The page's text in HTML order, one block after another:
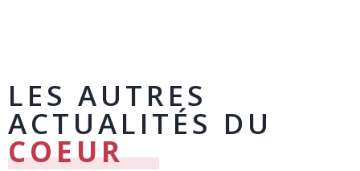
LES AUTRES
ACTUALITÉS DU
COEUR